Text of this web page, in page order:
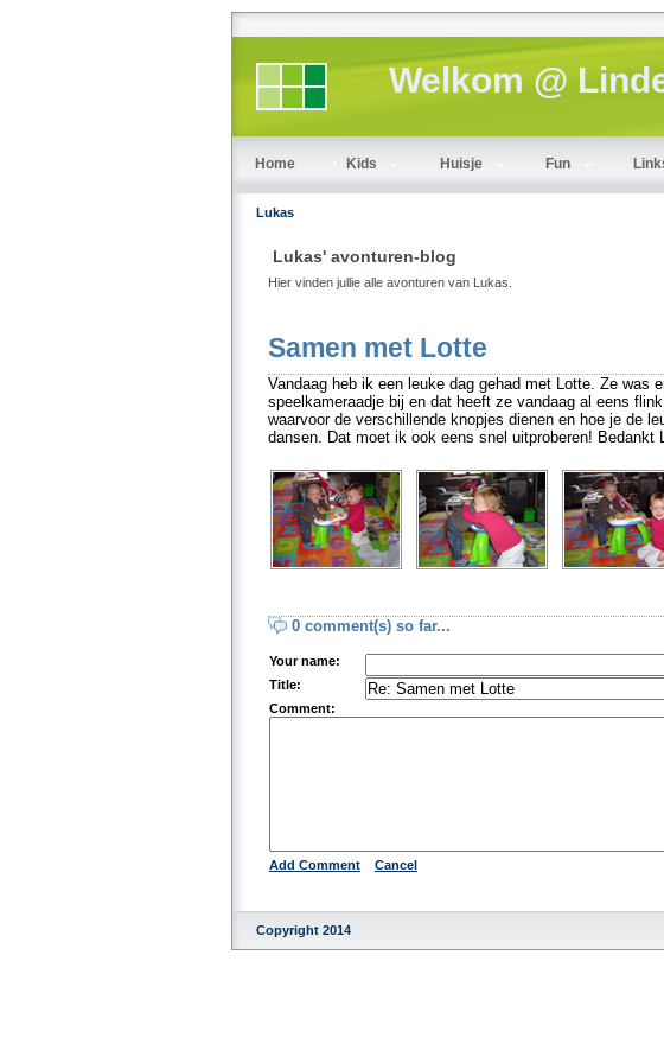
Welkom @
Home Kids Huisje Fun
Lukas
Lukas' avonturen-blog
Hier vinden jullie alle avonturen van Lukas.
Samen met Lotte
Vandaag heb ik een leuke dag gehad met Lotte. Ze
speelkameraadje bij en dat heeft ze vandaag al eens
waarvoor de verschillende knopjes dienen en hoe je de
dansen. Dat moet ik ook eens snel uitproberen!
0 comment(s) so far...
Your name:
Title:
Comment:
Add Comment Cancel
Copyright 2014